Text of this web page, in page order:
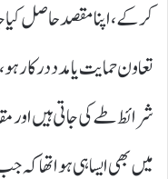
کر کے، اپنا مقصد حاصل
تعاون حمایت یا مدد
شرائط طے کی جاتی ہیں اور
میں بھی ایسا ہی ہوا تھا